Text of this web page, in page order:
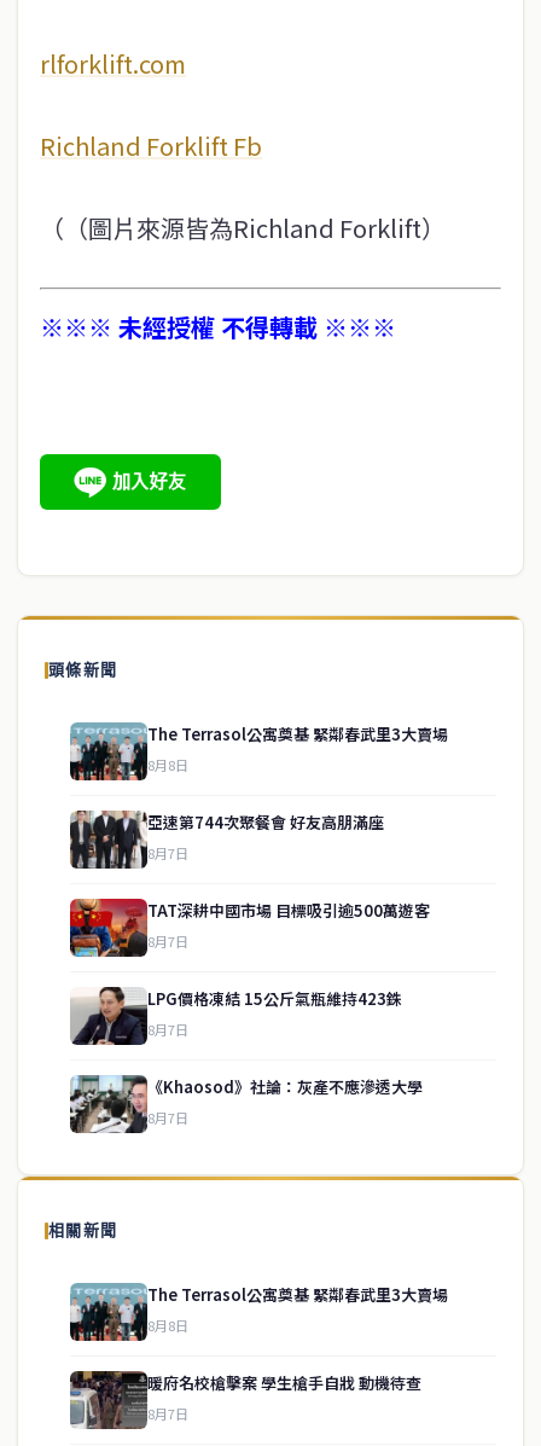
rlforklift.com
Richland Forklift Fb
（（圖片來源皆為Richland Forklift）
※※※ 未經授權 不得轉載 ※※※
頭條新聞
The Terrasol公寓奠基 緊鄰春武里3大賣場
8月8日
亞速第744次聚餐會 好友高朋滿座
8月7日
TAT深耕中國市場 目標吸引逾500萬遊客
8月7日
LPG價格凍結 15公斤氣瓶維持423銖
8月7日
《Khaosod》社論：灰產不應滲透大學
8月7日
相關新聞
The Terrasol公寓奠基 緊鄰春武里3大賣場
8月8日
暖府名校槍擊案 學生槍手自戕 動機待查
8月7日
關於我們
泰國中文新聞（TCN）是一家總部設於曼谷的中文新聞媒體，致力於
供即時、客觀、多元的中文新聞內容。
service@thaichinesenews.com